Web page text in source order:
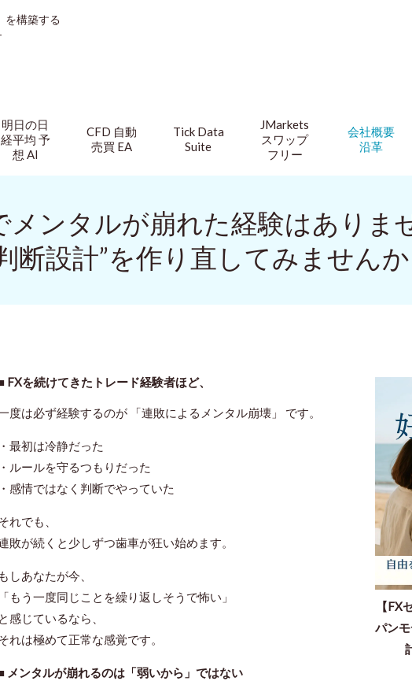
を構築する
明日の日
経平均 予
想 AI
CFD 自動
売買 EA
Tick Data
Suite
JMarkets
スワップ
フリー
会社概要
沿革
メンタルが崩れた経験はありま
断設計”を作り直してみませんか
【FX
パン
FXを続けてきたトレード経験者ほど、
度は必ず経験するのが 「連敗によるメンタル崩壊」 です。
・最初は冷静だった
・ルールを守るつもりだった
・感情ではなく判断でやっていた
れでも、
敗が続くと少しずつ歯車が狂い始めます。
もしあなたが今、
「もう一度同じことを繰り返しそうで怖い」
と感じているなら、
れは極めて正常な感覚です。
メンタルが崩れるのは「弱いから」ではない